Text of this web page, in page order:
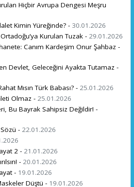
Hiçbir Avrupa Dengesi Meşru
Kimin Yüreğinde? - 30.01.2026
Kurulan Tuzak - 29.01.2026
Canım Kardeşim Onur Şahbaz -
Devlet, Geleceğini Ayakta Tutamaz -
Mısın Türk Babası? - 25.01.2026
Olmaz - 25.01.2026
Bu Bayrak Sahipsiz Değildir! -
- 22.01.2026
2 - 21.01.2026
- 20.01.2026
- 19.01.2026
Düştü - 19.01.2026